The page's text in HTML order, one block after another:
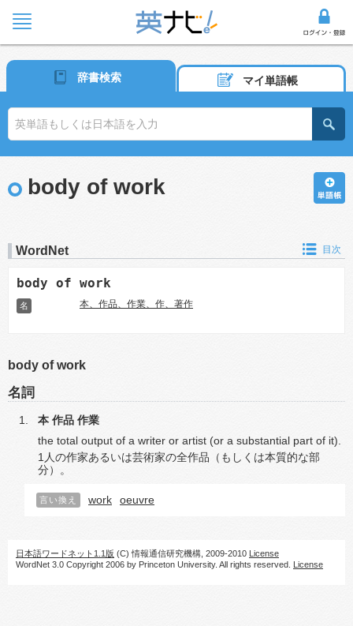
辞書検索 マイ単語帳
body of work
WordNet 目次
body of work
名 本、作品、作業、作、著作
body of work
名詞
本 作品 作業
the total output of a writer or artist (or a substantial part of it).
1人の作家あるいは芸術家の全作品（もしくは本質的な部
分）。
言い換え work oeuvre
日本語ワードネット1.1版 (C) 情報通信研究機構, 2009-2010 License
WordNet 3.0 Copyright 2006 by Princeton University. All rights reserved. License